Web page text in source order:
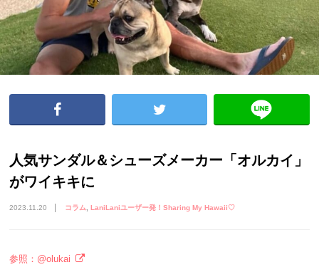
人気サンダル＆シューズメーカー「オルカイ」
がワイキキに
2023.11.20 コラム LaniLaniユーザー発！Sharing My Hawaii♡
参照：@olukai